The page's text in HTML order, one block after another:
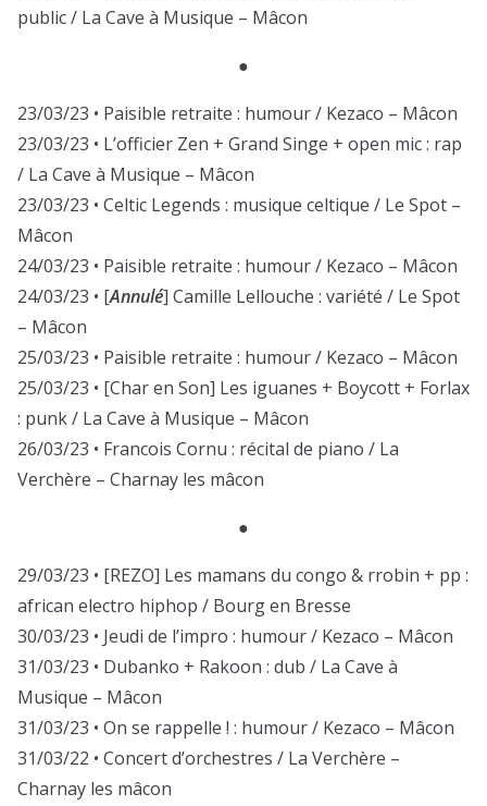
public / La Cave à Musique – Mâcon
●
23/03/23 • Paisible retraite : humour / Kezaco – Mâcon
23/03/23 • L’officier Zen + Grand Singe + open mic : rap
/ La Cave à Musique – Mâcon
23/03/23 • Celtic Legends : musique celtique / Le Spot –
Mâcon
24/03/23 • Paisible retraite : humour / Kezaco – Mâcon
24/03/23 • [Annulé] Camille Lellouche : variété / Le Spot
– Mâcon
25/03/23 • Paisible retraite : humour / Kezaco – Mâcon
25/03/23 • [Char en Son] Les iguanes + Boycott + Forlax
: punk / La Cave à Musique – Mâcon
26/03/23 • Francois Cornu : récital de piano / La
Verchère – Charnay les mâcon
●
29/03/23 • [REZO] Les mamans du congo & rrobin + pp :
african electro hiphop / Bourg en Bresse
30/03/23 • Jeudi de l’impro : humour / Kezaco – Mâcon
31/03/23 • Dubanko + Rakoon : dub / La Cave à
Musique – Mâcon
31/03/23 • On se rappelle ! : humour / Kezaco – Mâcon
31/03/22 • Concert d’orchestres / La Verchère –
Charnay les mâcon